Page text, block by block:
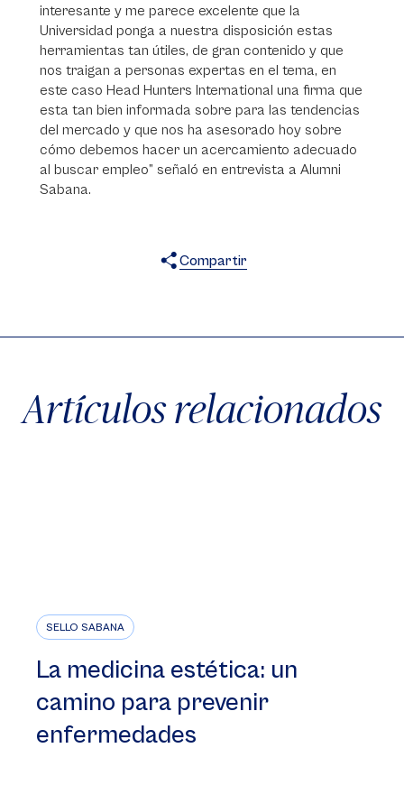
interesante y me parece excelente que la
Universidad ponga a nuestra disposición estas
herramientas tan útiles, de gran contenido y que
nos traigan a personas expertas en el tema, en
este caso Head Hunters International una firma que
esta tan bien informada sobre para las tendencias
del mercado y que nos ha asesorado hoy sobre
cómo debemos hacer un acercamiento adecuado
al buscar empleo” señaló en entrevista a Alumni
Sabana.
Compartir
Artículos relacionados
SELLO SABANA
La medicina estética: un
camino para prevenir
enfermedades